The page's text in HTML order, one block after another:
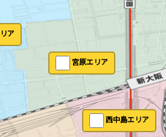
西中島エリア
宮原エリア
ア